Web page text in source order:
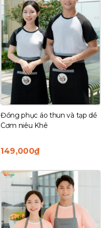
Đồng phục áo thun và tạp dề
Cơm niêu Khê
149,000₫